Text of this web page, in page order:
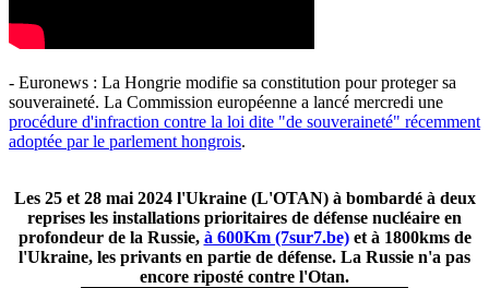
- Euronews : La Hongrie modifie sa constitution pour proteger sa
souveraineté. La Commission européenne a lancé mercredi une
procédure d'infraction contre la loi dite "de souveraineté" récemment
adoptée par le parlement hongrois.
Les 25 et 28 mai 2024 l'Ukraine (L'OTAN) à bombardé à deux
reprises les installations prioritaires de défense nucléaire en
profondeur de la Russie, à 600Km (7sur7.be)et à 1800kms de
l'Ukraine, les privants en partie de défense. La Russie n'a pas
encore riposté contre l'Otan.